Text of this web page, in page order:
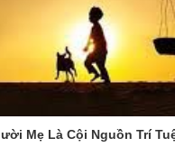
Mẹ Là Cội Nguồn Trí